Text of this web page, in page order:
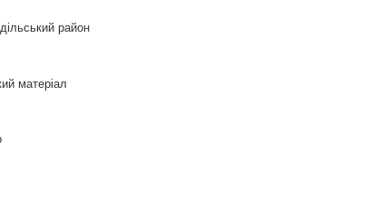
район
матеріал